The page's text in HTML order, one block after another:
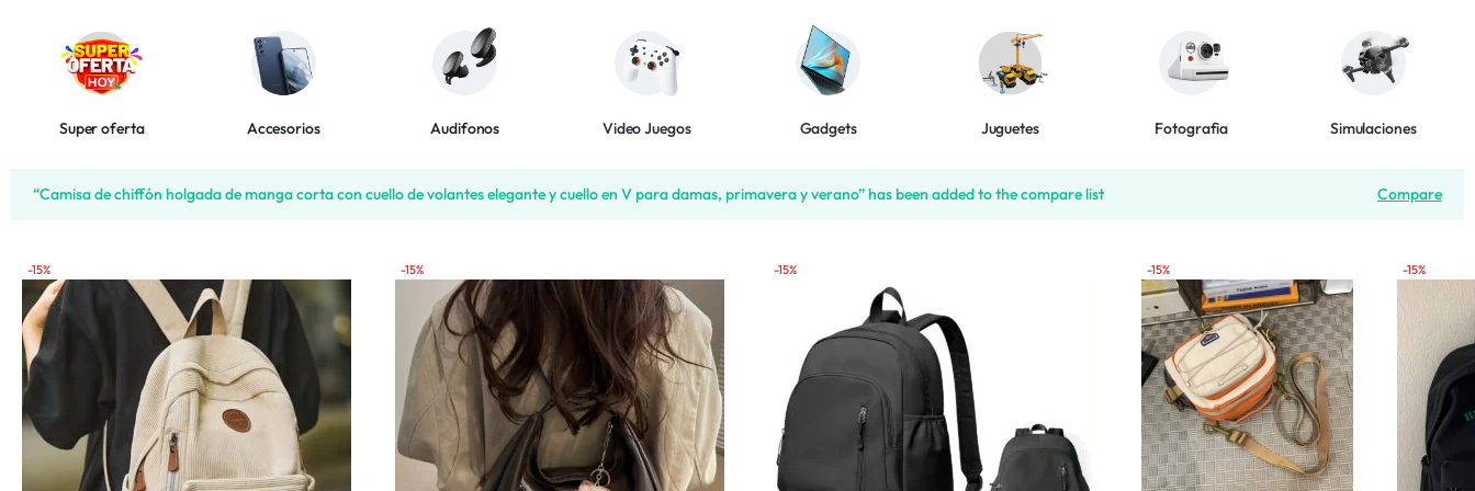
Bebés y Niños
Productos 5 Estrellas
Super oferta Accesorios Audifonos Video Juegos Gadgets Juguetes Fotografia Simulaciones
Compare
“Camisa de chiffón holgada de manga corta con cuello de volantes elegante y cuello en V para damas, primavera y verano” has been added to the compare list
-15% -15% -15% -15% -15%